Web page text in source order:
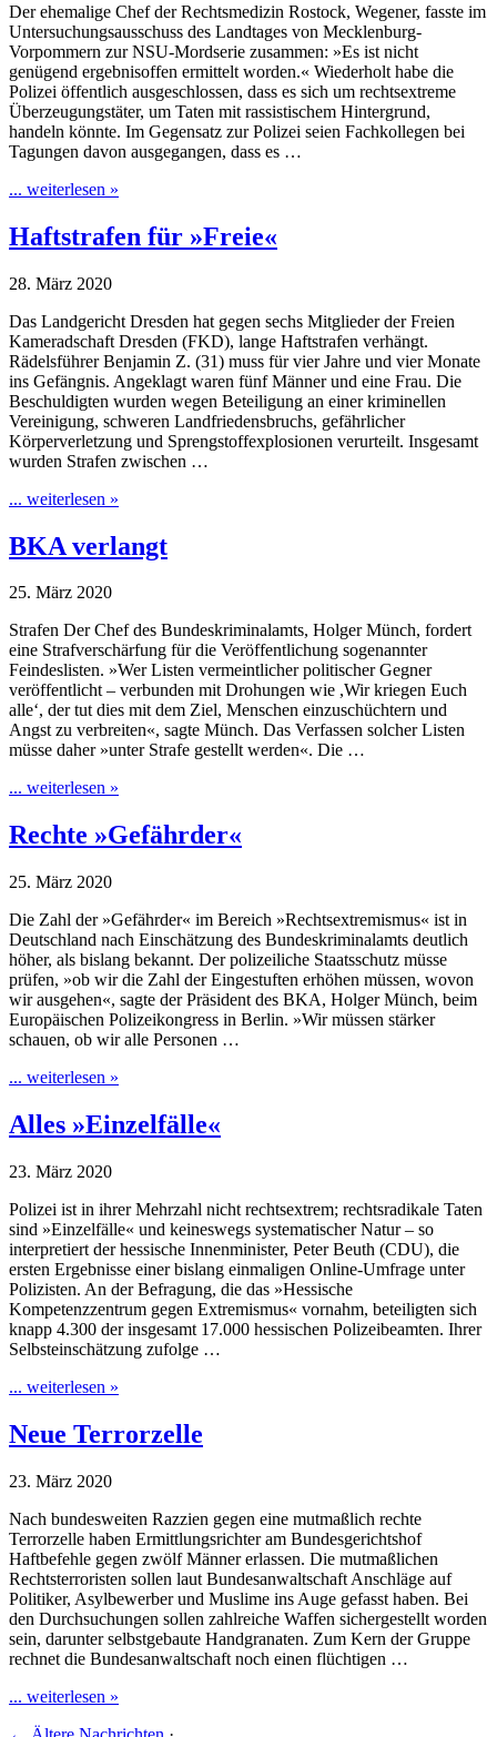
Der ehemalige Chef der Rechtsmedizin Rostock, Wegener, fasste im
Untersuchungsausschuss des Landtages von Mecklenburg-
Vorpommern zur NSU-Mordserie zusammen: »Es ist nicht
genügend ergebnisoffen ermittelt worden.« Wiederholt habe die
Polizei öffentlich ausgeschlossen, dass es sich um rechtsextreme
Überzeugungstäter, um Taten mit rassistischem Hintergrund,
handeln könnte. Im Gegensatz zur Polizei seien Fachkollegen bei
Tagungen davon ausgegangen, dass es …
... weiterlesen »
Haftstrafen für »Freie«
28. März 2020
Das Landgericht Dresden hat gegen sechs Mitglieder der Freien
Kameradschaft Dresden (FKD), lange Haftstrafen verhängt.
Rädelsführer Benjamin Z. (31) muss für vier Jahre und vier Monate
ins Gefängnis. Angeklagt waren fünf Männer und eine Frau. Die
Beschuldigten wurden wegen Beteiligung an einer kriminellen
Vereinigung, schweren Landfriedensbruchs, gefährlicher
Körperverletzung und Sprengstoffexplosionen verurteilt. Insgesamt
wurden Strafen zwischen …
... weiterlesen »
BKA verlangt
25. März 2020
Strafen Der Chef des Bundeskriminalamts, Holger Münch, fordert
eine Strafverschärfung für die Veröffentlichung sogenannter
Feindeslisten. »Wer Listen vermeintlicher politischer Gegner
veröffentlicht – verbunden mit Drohungen wie ,Wir kriegen Euch
alle‘, der tut dies mit dem Ziel, Menschen einzuschüchtern und
Angst zu verbreiten«, sagte Münch. Das Verfassen solcher Listen
müsse daher »unter Strafe gestellt werden«. Die …
... weiterlesen »
Rechte »Gefährder«
25. März 2020
Die Zahl der »Gefährder« im Bereich »Rechtsextremismus« ist in
Deutschland nach Einschätzung des Bundeskriminalamts deutlich
höher, als bislang bekannt. Der polizeiliche Staatsschutz müsse
prüfen, »ob wir die Zahl der Eingestuften erhöhen müssen, wovon
wir ausgehen«, sagte der Präsident des BKA, Holger Münch, beim
Europäischen Polizeikongress in Berlin. »Wir müssen stärker
schauen, ob wir alle Personen …
... weiterlesen »
Alles »Einzelfälle«
23. März 2020
Polizei ist in ihrer Mehrzahl nicht rechtsextrem; rechtsradikale Taten
sind »Einzelfälle« und keineswegs systematischer Natur – so
interpretiert der hessische Innenminister, Peter Beuth (CDU), die
ersten Ergebnisse einer bislang einmaligen Online-Umfrage unter
Polizisten. An der Befragung, die das »Hessische
Kompetenzzentrum gegen Extremismus« vornahm, beteiligten sich
knapp 4.300 der insgesamt 17.000 hessischen Polizeibeamten. Ihrer
Selbsteinschätzung zufolge …
... weiterlesen »
Neue Terrorzelle
23. März 2020
Nach bundesweiten Razzien gegen eine mutmaßlich rechte
Terrorzelle haben Ermittlungsrichter am Bundesgerichtshof
Haftbefehle gegen zwölf Männer erlassen. Die mutmaßlichen
Rechtsterroristen sollen laut Bundesanwaltschaft Anschläge auf
Politiker, Asylbewerber und Muslime ins Auge gefasst haben. Bei
den Durchsuchungen sollen zahlreiche Waffen sichergestellt worden
sein, darunter selbstgebaute Handgranaten. Zum Kern der Gruppe
rechnet die Bundesanwaltschaft noch einen flüchtigen …
... weiterlesen »